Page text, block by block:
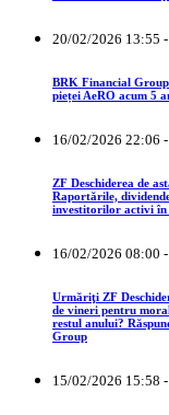
20/02/2026 13:55
BRK Financial Group
pieței AeRO acum 5
16/02/2026 22:06
ZF Deschiderea de
Raportările,
investitorilor activi în
16/02/2026 08:00
Urmăriţi ZF
de vineri pentru
restul anului?
Group
15/02/2026 15:58